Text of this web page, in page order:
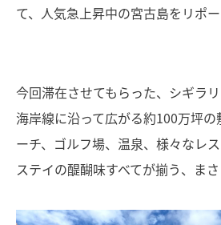
て、人気急上昇中の宮古島をリポー
今回滞在させてもらった、シギラリ
海岸線に沿って広がる約100万坪
ーチ、ゴルフ場、温泉、様々なレ
ステイの醍醐味すべてが揃う、まさ